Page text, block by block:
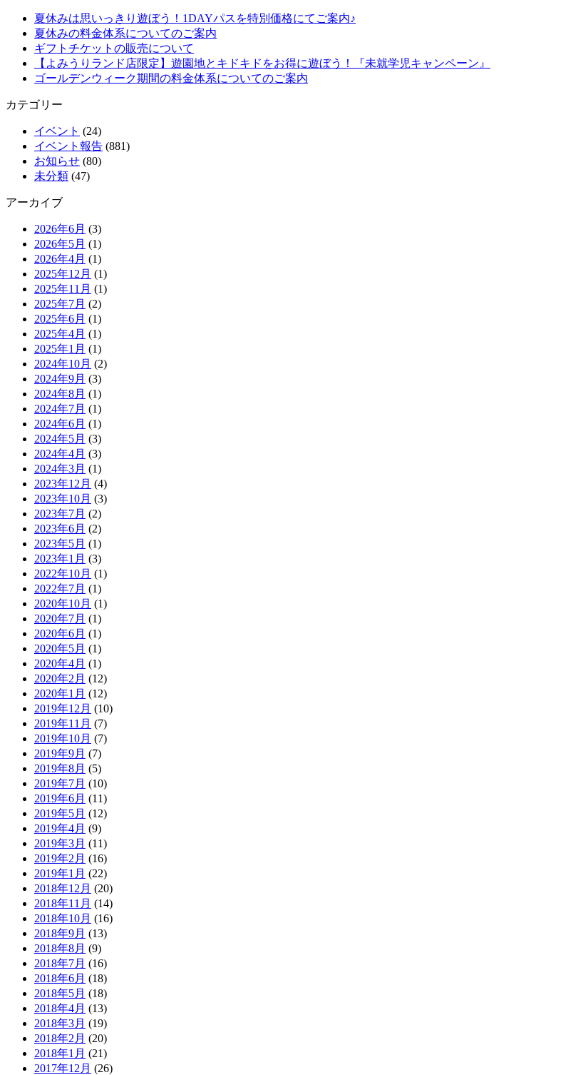
夏休みは思いっきり遊ぼう！1DAYパスを特別価格にてご案内♪
夏休みの料金体系についてのご案内
ギフトチケットの販売について
【よみうりランド店限定】遊園地とキドキドをお得に遊ぼう！『未就学児キャンペーン』
ゴールデンウィーク期間の料金体系についてのご案内
カテゴリー
イベント (24)
イベント報告 (881)
お知らせ (80)
未分類 (47)
アーカイブ
2026年6月 (3)
2026年5月 (1)
2026年4月 (1)
2025年12月 (1)
2025年11月 (1)
2025年7月 (2)
2025年6月 (1)
2025年4月 (1)
2025年1月 (1)
2024年10月 (2)
2024年9月 (3)
2024年8月 (1)
2024年7月 (1)
2024年6月 (1)
2024年5月 (3)
2024年4月 (3)
2024年3月 (1)
2023年12月 (4)
2023年10月 (3)
2023年7月 (2)
2023年6月 (2)
2023年5月 (1)
2023年1月 (3)
2022年10月 (1)
2022年7月 (1)
2020年10月 (1)
2020年7月 (1)
2020年6月 (1)
2020年5月 (1)
2020年4月 (1)
2020年2月 (12)
2020年1月 (12)
2019年12月 (10)
2019年11月 (7)
2019年10月 (7)
2019年9月 (7)
2019年8月 (5)
2019年7月 (10)
2019年6月 (11)
2019年5月 (12)
2019年4月 (9)
2019年3月 (11)
2019年2月 (16)
2019年1月 (22)
2018年12月 (20)
2018年11月 (14)
2018年10月 (16)
2018年9月 (13)
2018年8月 (9)
2018年7月 (16)
2018年6月 (18)
2018年5月 (18)
2018年4月 (13)
2018年3月 (19)
2018年2月 (20)
2018年1月 (21)
2017年12月 (26)